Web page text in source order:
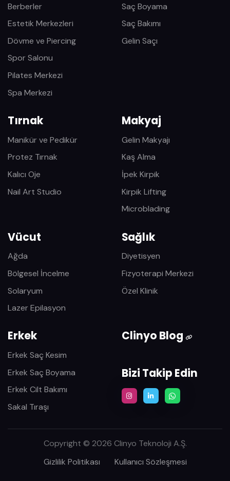
Berberler
Estetik Merkezleri
Dövme ve Piercing
Spor Salonu
Pilates Merkezi
Spa Merkezi
Saç Boyama
Saç Bakımı
Gelin Saçı
Tırnak
Manikür ve Pedikür
Protez Tırnak
Kalıcı Oje
Nail Art Studio
Makyaj
Gelin Makyajı
Kaş Alma
İpek Kirpik
Kirpik Lifting
Microblading
Vücut
Ağda
Bölgesel İncelme
Solaryum
Lazer Epilasyon
Sağlık
Diyetisyen
Fizyoterapi Merkezi
Özel Klinik
Erkek
Erkek Saç Kesim
Erkek Saç Boyama
Erkek Cilt Bakımı
Sakal Tıraşı
Clinyo Blog
Bizi Takip Edin
Copyright © 2026 Clinyo Teknoloji A.Ş.
Gizlilik Politikası
Kullanıcı Sözleşmesi